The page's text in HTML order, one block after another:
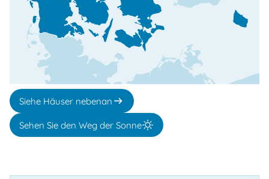
Siehe Häuser nebenan
Sehen Sie den Weg der Sonne